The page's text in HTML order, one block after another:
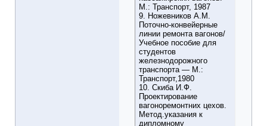
М.: Транспорт, 1987
9. Ножевников А.М.
Поточно-конвейерные
линии ремонта вагонов/
Учебное пособие для
студентов
железнодорожного
транспорта ― М.:
Транспорт,1980
10. Скиба И.Ф.
Проектирование
вагоноремонтних цехов.
Метод.указания к
дипломному